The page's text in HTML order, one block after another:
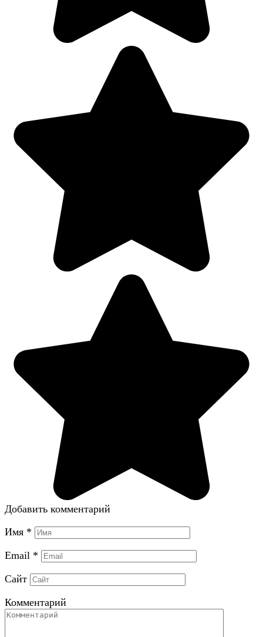
Добавить комментарий
Имя *
Email *
Сайт
Комментарий